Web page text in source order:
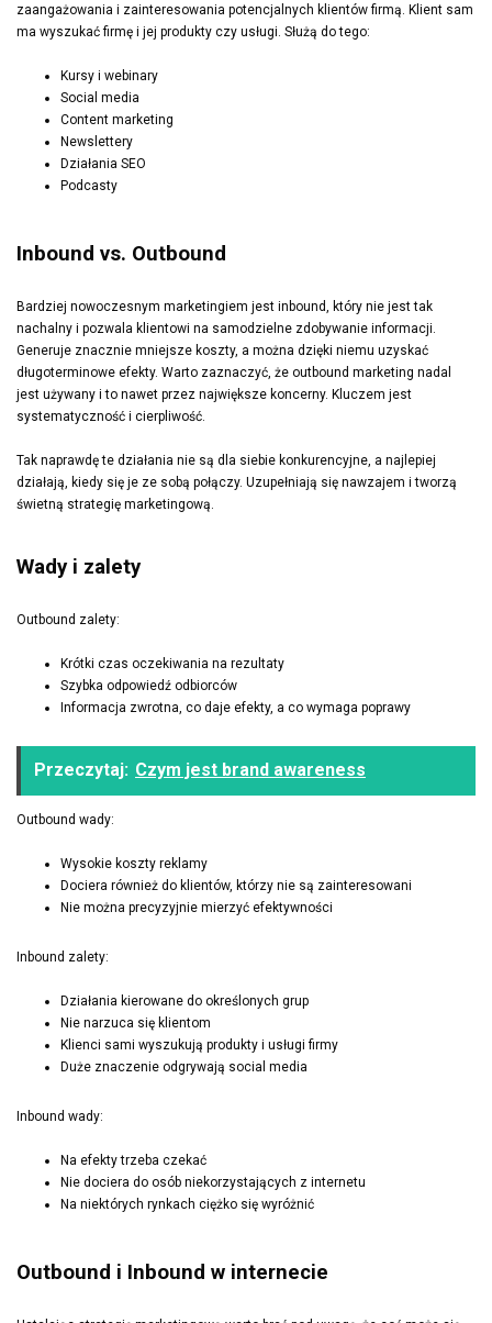
zaangażowania i zainteresowania potencjalnych klientów firmą. Klient sam
ma wyszukać firmę i jej produkty czy usługi. Służą do tego:
Kursy i webinary
Social media
Content marketing
Newslettery
Działania SEO
Podcasty
Inbound vs. Outbound
Bardziej nowoczesnym marketingiem jest inbound, który nie jest tak
nachalny i pozwala klientowi na samodzielne zdobywanie informacji.
Generuje znacznie mniejsze koszty, a można dzięki niemu uzyskać
długoterminowe efekty. Warto zaznaczyć, że outbound marketing nadal
jest używany i to nawet przez największe koncerny. Kluczem jest
systematyczność i cierpliwość.
Tak naprawdę te działania nie są dla siebie konkurencyjne, a najlepiej
działają, kiedy się je ze sobą połączy. Uzupełniają się nawzajem i tworzą
świetną strategię marketingową.
Wady i zalety
Outbound zalety:
Krótki czas oczekiwania na rezultaty
Szybka odpowiedź odbiorców
Informacja zwrotna, co daje efekty, a co wymaga poprawy
Przeczytaj: Czym jest brand awareness
Outbound wady:
Wysokie koszty reklamy
Dociera również do klientów, którzy nie są zainteresowani
Nie można precyzyjnie mierzyć efektywności
Inbound zalety:
Działania kierowane do określonych grup
Nie narzuca się klientom
Klienci sami wyszukują produkty i usługi firmy
Duże znaczenie odgrywają social media
Inbound wady:
Na efekty trzeba czekać
Nie dociera do osób niekorzystających z internetu
Na niektórych rynkach ciężko się wyróżnić
Outbound i Inbound w internecie